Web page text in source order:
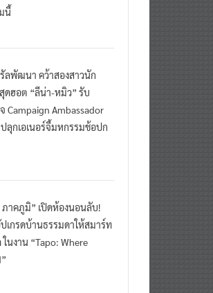
นี้
ลพัฒนา คว้าสองสาวนัก
ดฮอต “ลีน่า-หมิว” รับ
Campaign Ambassador
ลุกเอเนอร์จี้มหกรรมช้อปก
ภาคภูมิ” เปิดห้องนอนลับ!
เกรดบ้านธรรมดาให้สมาร์ท
นงาน “Tapo: Where